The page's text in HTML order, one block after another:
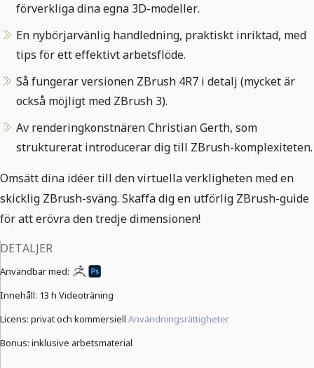
förverkliga dina egna 3D-modeller.
En nybörjarvänlig handledning, praktiskt inriktad, med
tips för ett effektivt arbetsflöde.
Så fungerar versionen ZBrush 4R7 i detalj (mycket är
också möjligt med ZBrush 3).
Av renderingkonstnären Christian Gerth, som
strukturerat introducerar dig till ZBrush-komplexiteten.
Omsätt dina idéer till den virtuella verkligheten med en
skicklig ZBrush-sväng. Skaffa dig en utförlig ZBrush-guide
för att erövra den tredje dimensionen!
DETALJER
Användbar med:
Innehåll: 13 h Videoträning
Licens: privat och kommersiell Användningsrättigheter
Bonus: inklusive arbetsmaterial